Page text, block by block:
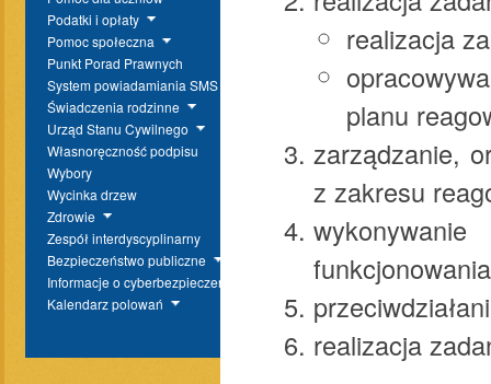
Podatki i opłaty
Pomoc społeczna
Punkt Porad Prawnych
System powiadamiania SMS
Świadczenia rodzinne
Urząd Stanu Cywilnego
Własnoręczność podpisu
Wybory
Wycinka drzew
Zdrowie
Zespół interdyscyplinarny
Bezpieczeństwo publiczne
Informacje o cyberbezpieczeństwie
Kalendarz polowań
realizacja
planu
zarządzanie,
z zakresu
realizacja